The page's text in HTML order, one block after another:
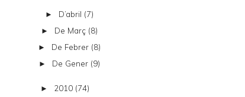
► D’abril (7)
► De Març (8)
► De Febrer (8)
► De Gener (9)
► 2010 (74)